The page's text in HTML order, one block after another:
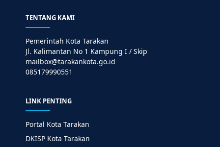
TENTANG KAMI
Pemerintah Kota Tarakan
Jl. Kalimantan No 1 Kampung I / Skip
mailbox@tarakankota.go.id
085179990551
LINK PENTING
Portal Kota Tarakan
DKISP Kota Tarakan